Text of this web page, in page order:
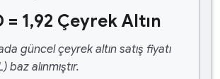
= 1,92 Çeyrek Altın
güncel çeyrek altın satış fiyatı
baz alınmıştır.